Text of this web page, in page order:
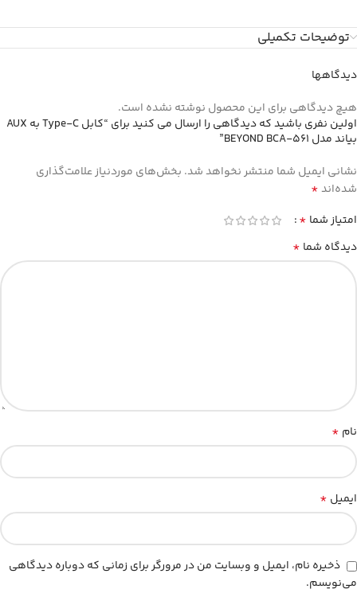
توضیحات تکمیلی
دیدگاهها
هیچ دیدگاهی برای این محصول نوشته نشده است.
اولین نفری باشید که دیدگاهی را ارسال می کنید برای “کابل Type-C به AUX
بیاند مدل BEYOND BCA-561”
نشانی ایمیل شما منتشر نخواهد شد. بخش‌های موردنیاز علامت‌گذاری
شده‌اند*
امتیاز شما *
دیدگاه شما *
نام *
ایمیل *
ذخیره نام، ایمیل و وبسایت من در مرورگر برای زمانی که دوباره دیدگاهی
می‌نویسم.